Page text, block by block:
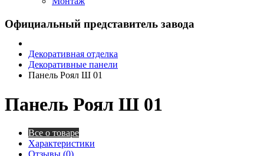
Официальный представитель завода
Декоративная отделка
Декоративные панели
Панель Роял Ш 01
Панель Роял Ш 01
Все о товаре
Характеристики